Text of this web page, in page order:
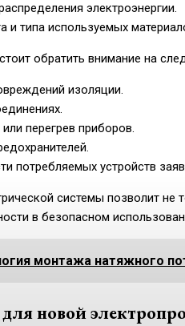
электроэнергии.
и типа используемых
обратить внимание на
изоляции.
перегрев приборов.
потребляемых устройств
системы позволит
в безопасном
монтажа натяжного
новой